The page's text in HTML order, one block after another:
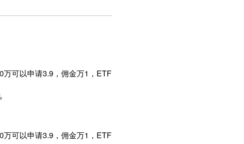
可以申请3.9，佣金万1，ETF
可以申请3.9，佣金万1，ETF